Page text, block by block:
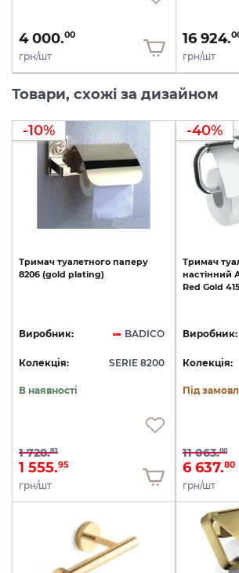
4 000.00
грн/шт
16 924.
грн/шт
Товари, схожі за дизайном
-10%
Тримач туалетного паперу
8206 (gold plating)
Виробник: BADICO
Колекція: SERIE 8200
В наявності
1 728.83
1 555.95
грн/шт
-40%
Тримач
настінний
Red Gold
Виробник:
Колекція:
Під
11 063.00
6 637.80
грн/шт